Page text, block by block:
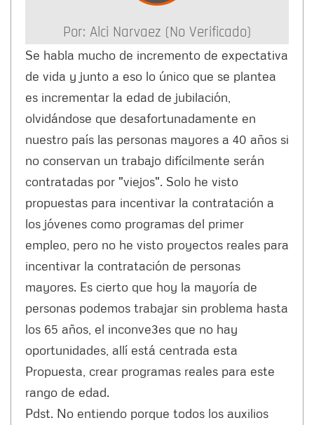
Por: Alci Narvaez (no Verificado)
Se habla mucho de incremento de expectativa
de vida y junto a eso lo único que se plantea
es incrementar la edad de jubilación,
olvidándose que desafortunadamente en
nuestro país las personas mayores a 40 años si
no conservan un trabajo difícilmente serán
contratadas por "viejos". Solo he visto
propuestas para incentivar la contratación a
los jóvenes como programas del primer
empleo, pero no he visto proyectos reales para
incentivar la contratación de personas
mayores. Es cierto que hoy la mayoría de
personas podemos trabajar sin problema hasta
los 65 años, el inconve3es que no hay
oportunidades, allí está centrada esta
Propuesta, crear programas reales para este
rango de edad.
Pdst. No entiendo porque todos los auxilios